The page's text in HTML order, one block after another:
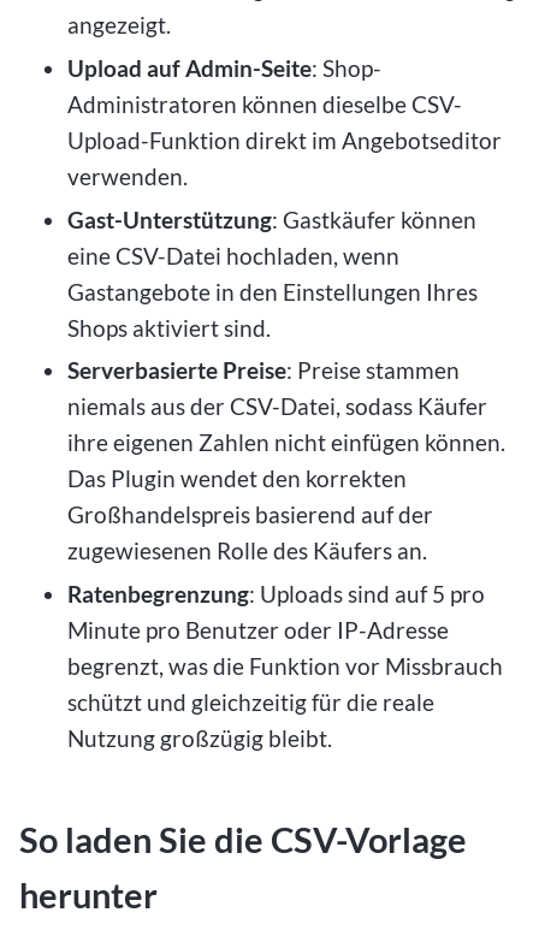
angezeigt.
Upload auf Admin-Seite: Shop-
Administratoren können dieselbe CSV-
Upload-Funktion direkt im Angebotseditor
verwenden.
Gast-Unterstützung: Gastkäufer können
eine CSV-Datei hochladen, wenn
Gastangebote in den Einstellungen Ihres
Shops aktiviert sind.
Serverbasierte Preise: Preise stammen
niemals aus der CSV-Datei, sodass Käufer
ihre eigenen Zahlen nicht einfügen können.
Das Plugin wendet den korrekten
Großhandelspreis basierend auf der
zugewiesenen Rolle des Käufers an.
Ratenbegrenzung: Uploads sind auf 5 pro
Minute pro Benutzer oder IP-Adresse
begrenzt, was die Funktion vor Missbrauch
schützt und gleichzeitig für die reale
Nutzung großzügig bleibt.
So laden Sie die CSV-Vorlage
herunter